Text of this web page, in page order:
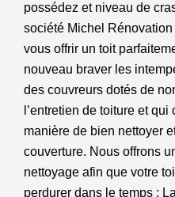
possédez et niveau de
société Michel
vous offrir un toit
nouveau braver les
des couvreurs dotés de
l’entretien de toiture et
manière de bien nettoyer
couverture. Nous offrons
nettoyage afin que votre
perdurer dans le temps :